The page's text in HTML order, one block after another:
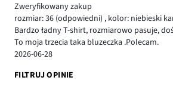
Zweryfikowany zakup
rozmiar: 36 (odpowiedni) , kolor: niebieski
Bardzo ładny T-shirt, rozmiarowo pasuje,
To moja trzecia taka bluzeczka .Polecam.
2026-06-28
FILTRUJ OPINIE